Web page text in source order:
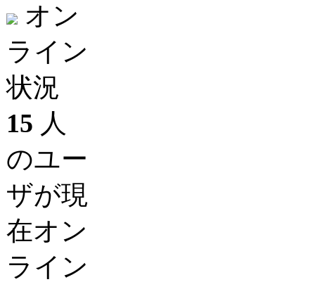
オン
ライン
状況
15 人
のユー
ザが現
在オン
ライン